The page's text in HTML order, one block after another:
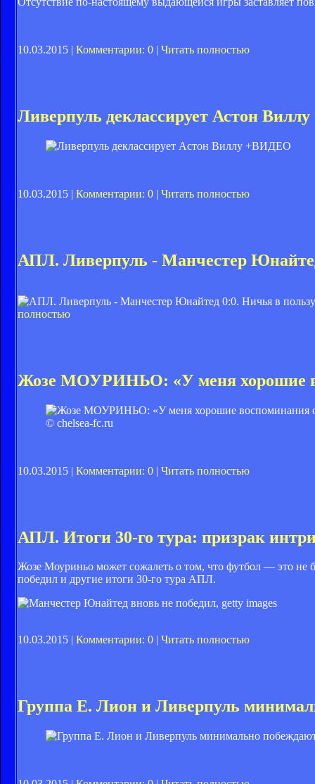
10.03.2015 | Комментарии: 0 | Читать полностью
Ливерпуль деклассирует Астон
10.03.2015 | Комментарии: 0 | Читать полностью
АПЛ. Ливерпуль - Манчестер
полностью
Жозе МОУРИНЬО: «У меня хорошие
© chelsea-fc.ru
10.03.2015 | Комментарии: 0 | Читать полностью
АПЛ. Итоги 30-го тура: призрак
Жозе Моуриньо может сожалеть о том, что футбол — это не
победил и другие итоги 30-го тура АПЛ.
10.03.2015 | Комментарии: 0 Читать полностью
Группа Е. Лион и Ливерпуль